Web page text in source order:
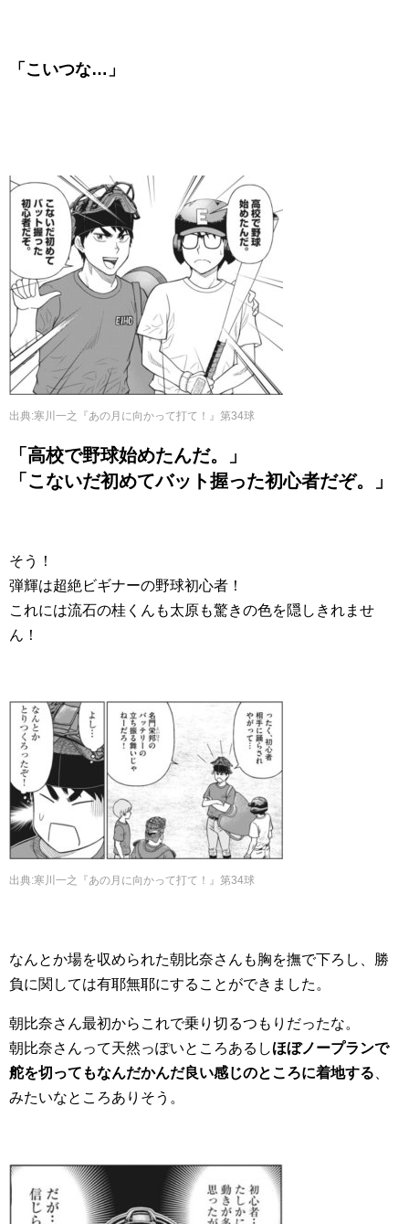
「こいつな…」
出典:寒川一之『あの月に向かって打て！』第34球
「高校で野球始めたんだ。」
「こないだ初めてバット握った初心者だぞ。」
そう！
弾輝は超絶ビギナーの野球初心者！
これには流石の桂くんも太原も驚きの色を隠しきれませ
ん！
出典:寒川一之『あの月に向かって打て！』第34球
なんとか場を収められた朝比奈さんも胸を撫で下ろし、勝
負に関しては有耶無耶にすることができました。
朝比奈さん最初からこれで乗り切るつもりだったな。
朝比奈さんって天然っぽいところあるしほぼノープランで
舵を切ってもなんだかんだ良い感じのところに着地する
みたいなところありそう。